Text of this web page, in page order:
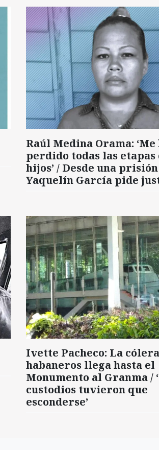
Raúl Medina Orama: ‘Me
perdido todas las etapas
hijos’ / Desde una
Yaquelín García pide
Ivette Pacheco: La
habaneros llega hasta el
Monumento al Granma /
custodios tuvieron que
esconderse’